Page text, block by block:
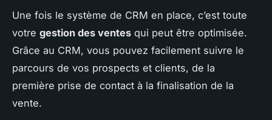
Une fois le système de CRM en place, c’est toute
votre gestion des ventes qui peut être optimisée.
Grâce au CRM, vous pouvez facilement suivre le
parcours de vos prospects et clients, de la
première prise de contact à la finalisation de la
vente.